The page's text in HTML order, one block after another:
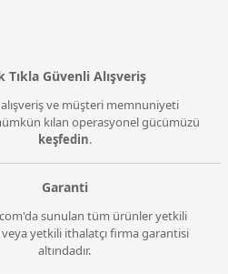
Tıkla Güvenli Alışveriş
ve müşteri memnuniyeti
kılan operasyonel gücümüzü
keşfedin.
Garanti
sunulan tüm ürünler yetkili
yetkili ithalatçı firma garantisi
altındadır.